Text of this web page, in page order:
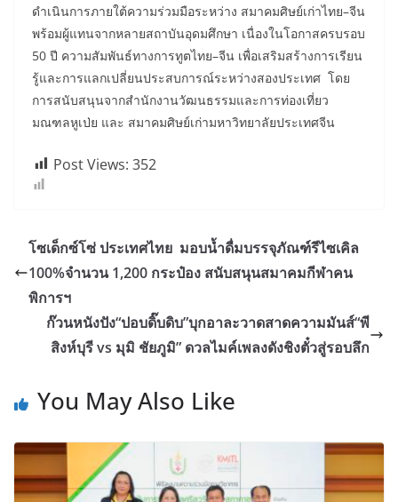
ดำเนินการภายใต้ความร่วมมือระหว่าง สมาคมศิษย์เก่าไทย–จีน
พร้อมผู้แทนจากหลายสถาบันอุดมศึกษา เนื่องในโอกาสครบรอบ
50 ปี ความสัมพันธ์ทางการทูตไทย–จีน เพื่อเสริมสร้างการเรียน
รู้และการแลกเปลี่ยนประสบการณ์ระหว่างสองประเทศ โดย
การสนับสนุนจากสำนักงานวัฒนธรรมและการท่องเที่ยว
มณฑลหูเป่ย และ สมาคมศิษย์เก่ามหาวิทยาลัยประเทศจีน
Post Views: 352
โซเด็กซ์โซ่ ประเทศไทย มอบน้ำดื่มบรรจุภัณฑ์รีไซเคิล
100%จำนวน 1,200 กระป๋อง สนับสนุนสมาคมกีฬาคน
พิการฯ
ก๊วนหนังปัง“ปอบดิ๊บดิบ”บุกอาละวาดสาดความมันส์“พี
สิงห์บุรี vs มุมิ ชัยภูมิ” ดวลไมค์เพลงดังชิงตั๋วสู่รอบลึก
You May Also Like